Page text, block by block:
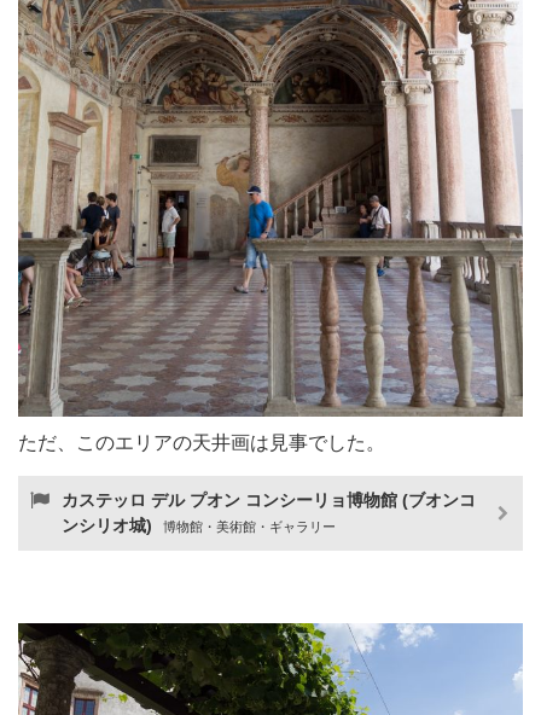
ただ、このエリアの天井画は見事でした。
カステッロ デル プオン コンシーリョ博物館 (ブオンコ
ンシリオ城)
博物館・美術館・ギャラリー